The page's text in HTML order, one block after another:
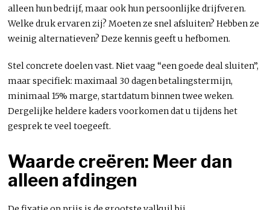
alleen hun bedrijf, maar ook hun persoonlijke drijfveren.
Welke druk ervaren zij? Moeten ze snel afsluiten? Hebben ze
weinig alternatieven? Deze kennis geeft u hefbomen.
Stel concrete doelen vast. Niet vaag “een goede deal sluiten”,
maar specifiek: maximaal 30 dagen betalingstermijn,
minimaal 15% marge, startdatum binnen twee weken.
Dergelijke heldere kaders voorkomen dat u tijdens het
gesprek te veel toegeeft.
Waarde creëren: Meer dan
alleen afdingen